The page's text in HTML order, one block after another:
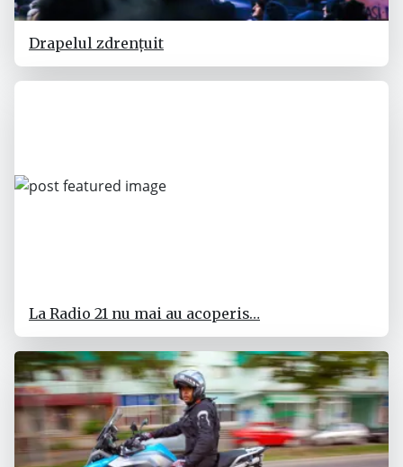
Drapelul zdrențuit
La Radio 21 nu mai au acoperis…